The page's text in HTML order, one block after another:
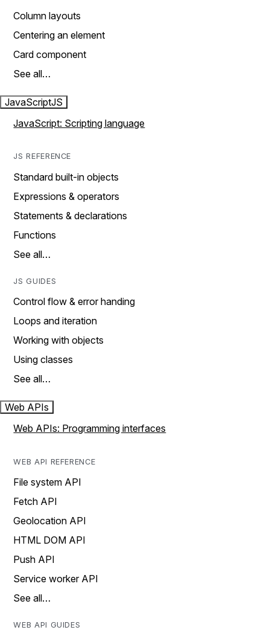
Column layouts
Centering an element
Card component
See all…
JavaScriptJS
JavaScript: Scripting language
JS REFERENCE
Standard built-in objects
Expressions & operators
Statements & declarations
Functions
See all…
JS GUIDES
Control flow & error handing
Loops and iteration
Working with objects
Using classes
See all…
Web APIs
Web APIs: Programming interfaces
WEB API REFERENCE
File system API
Fetch API
Geolocation API
HTML DOM API
Push API
Service worker API
See all…
WEB API GUIDES